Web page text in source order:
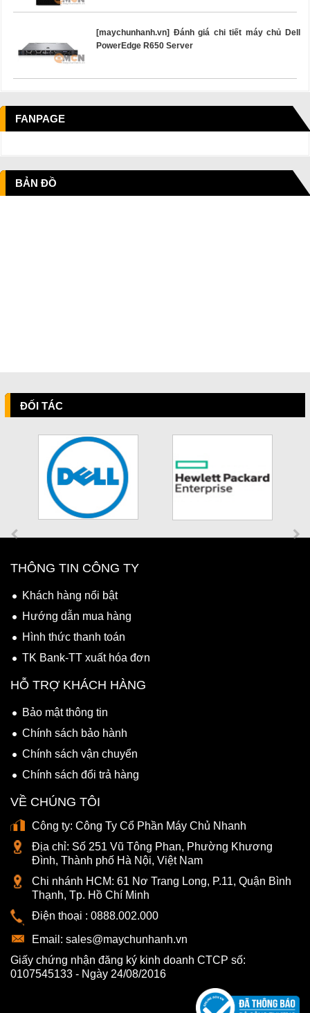
[maychunhanh.vn] Đánh giá chi tiết máy chủ Dell
PowerEdge R650 Server
FANPAGE
BẢN ĐỒ
ĐỐI TÁC
THÔNG TIN CÔNG TY
Khách hàng nổi bật
Hướng dẫn mua hàng
Hình thức thanh toán
TK Bank-TT xuất hóa đơn
HỖ TRỢ KHÁCH HÀNG
Bảo mật thông tin
Chính sách bảo hành
Chính sách vận chuyển
Chính sách đổi trả hàng
VỀ CHÚNG TÔI
Công ty: Công Ty Cổ Phần Máy Chủ Nhanh
Địa chỉ: Số 251 Vũ Tông Phan, Phường Khương
Đình, Thành phố Hà Nội, Việt Nam
Chi nhánh HCM: 61 Nơ Trang Long, P.11, Quận Bình
Thạnh, Tp. Hồ Chí Minh
Điện thoại : 0888.002.000
Email: sales@maychunhanh.vn
Giấy chứng nhận đăng ký kinh doanh CTCP số:
0107545133 - Ngày 24/08/2016